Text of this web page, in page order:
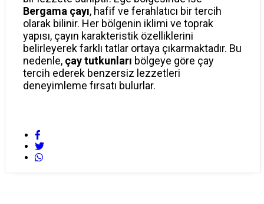
Bergama çayı, hafif ve ferahlatıcı bir tercih
olarak bilinir. Her bölgenin iklimi ve toprak
yapısı, çayın karakteristik özelliklerini
belirleyerek farklı tatlar ortaya çıkarmaktadır. Bu
nedenle, çay tutkunları bölgeye göre çay
tercih ederek benzersiz lezzetleri
deneyimleme fırsatı bulurlar.